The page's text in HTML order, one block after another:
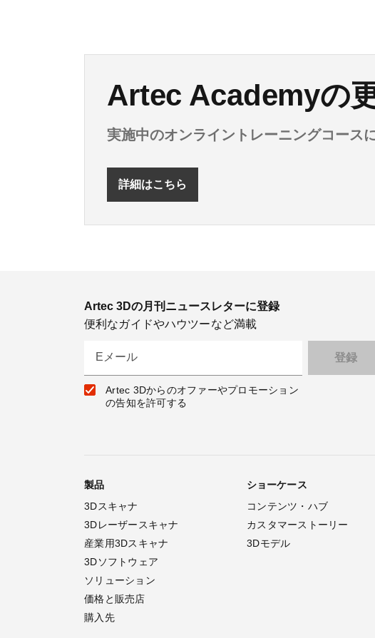
Artec Academyの
実施中のオンライントレーニングコース
詳細はこちら
Artec 3Dの月刊ニュースレターに登録
便利なガイドやハウツーなど満載
Eメール
Artec 3Dからのオファーやプロモーション
の告知を許可する
製品
3Dスキャナ
3Dレーザースキャナ
産業用3Dスキャナ
3Dソフトウェア
ソリューション
価格と販売店
購入先
ショーケース
コンテンツ・ハブ
カスタマーストーリー
3Dモデル